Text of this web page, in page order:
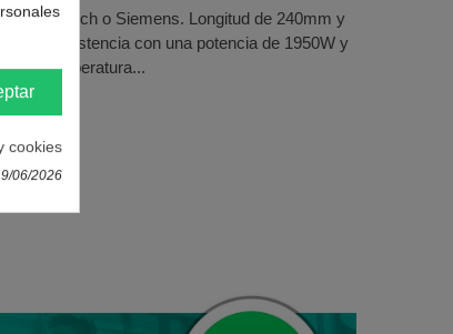
Bosch o Siemens. Longitud de 240mm y
Oh. Resistencia con una potencia de 1950W y
NTC temperatura...
cookies
06/2026